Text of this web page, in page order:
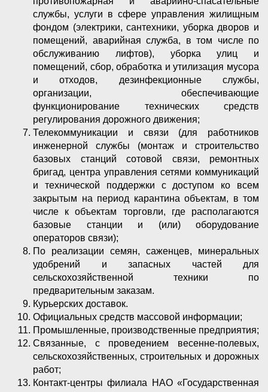
службы, услуги в сфере управления жилищным
фондом (электрики, сантехники, уборка дворов и
помещений, аварийная служба, в том числе по
обслуживанию лифтов), уборка улиц и
помещений, сбор, обработка и утилизация мусора
и отходов, дезинфекционные службы,
организации, обеспечивающие
функционирование технических средств
регулирования дорожного движения;
Телекоммуникации и связи (для работников
инженерной службы (монтаж и строительство
базовых станций сотовой связи, ремонтных
бригад, центра управления сетями коммуникаций
и технической поддержки с доступом ко всем
закрытым на период карантина объектам, в том
числе к объектам торговли, где располагаются
базовые станции и (или) оборудование
операторов связи);
По реализации семян, саженцев, минеральных
удобрений и запасных частей для
сельскохозяйственной техники по
предварительным заказам.
Курьерских доставок.
Официальных средств массовой информации;
Промышленные, производственные предприятия;
Связанные, с проведением весенне-полевых,
сельскохозяйственных, строительных и дорожных
работ;
Контакт-центры филиала НАО «Государственная